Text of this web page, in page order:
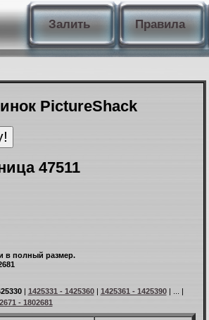
Залить Правила
PictureShack
47511
в полный размер.
| 1425331 - 1425360| 1425361 - 1425390| ... |
- 1802681